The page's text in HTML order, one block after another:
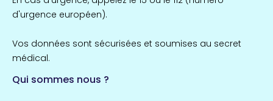
d'urgence européen).
Vos données sont sécurisées et soumises au secret
médical.
Qui sommes nous ?